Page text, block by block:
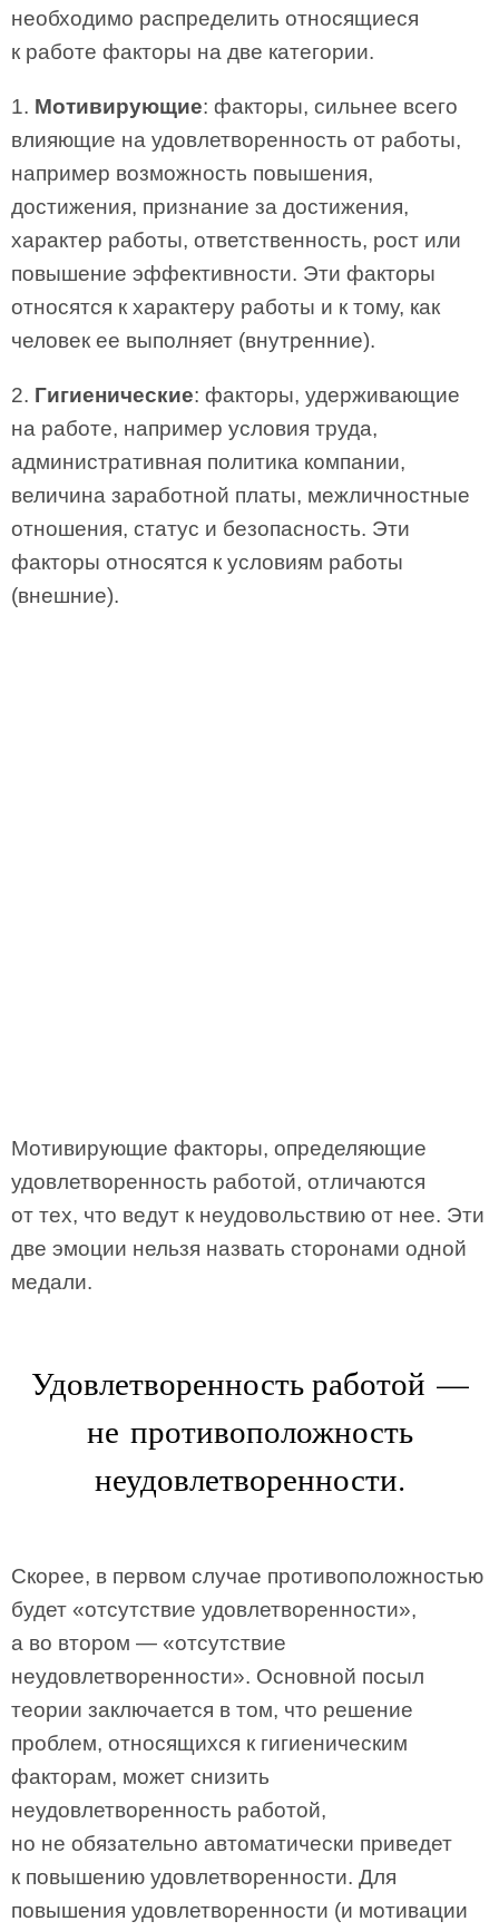
необходимо распределить относящиеся
к работе факторы на две категории.
1. Мотивирующие: факторы, сильнее всего
влияющие на удовлетворенность от работы,
например возможность повышения,
достижения, признание за достижения,
характер работы, ответственность, рост или
повышение эффективности. Эти факторы
относятся к характеру работы и к тому, как
человек ее выполняет (внутренние).
2. Гигиенические: факторы, удерживающие
на работе, например условия труда,
административная политика компании,
величина заработной платы, межличностные
отношения, статус и безопасность. Эти
факторы относятся к условиям работы
(внешние).
Мотивирующие факторы, определяющие
удовлетворенность работой, отличаются
от тех, что ведут к неудовольствию от нее. Эти
две эмоции нельзя назвать сторонами одной
медали.
Удовлетворенность работой —
не противоположность
неудовлетворенности.
Скорее, в первом случае противоположностью
будет «отсутствие удовлетворенности»,
а во втором — «отсутствие
неудовлетворенности». Основной посыл
теории заключается в том, что решение
проблем, относящихся к гигиеническим
факторам, может снизить
неудовлетворенность работой,
но не обязательно автоматически приведет
к повышению удовлетворенности. Для
повышения удовлетворенности (и мотивации